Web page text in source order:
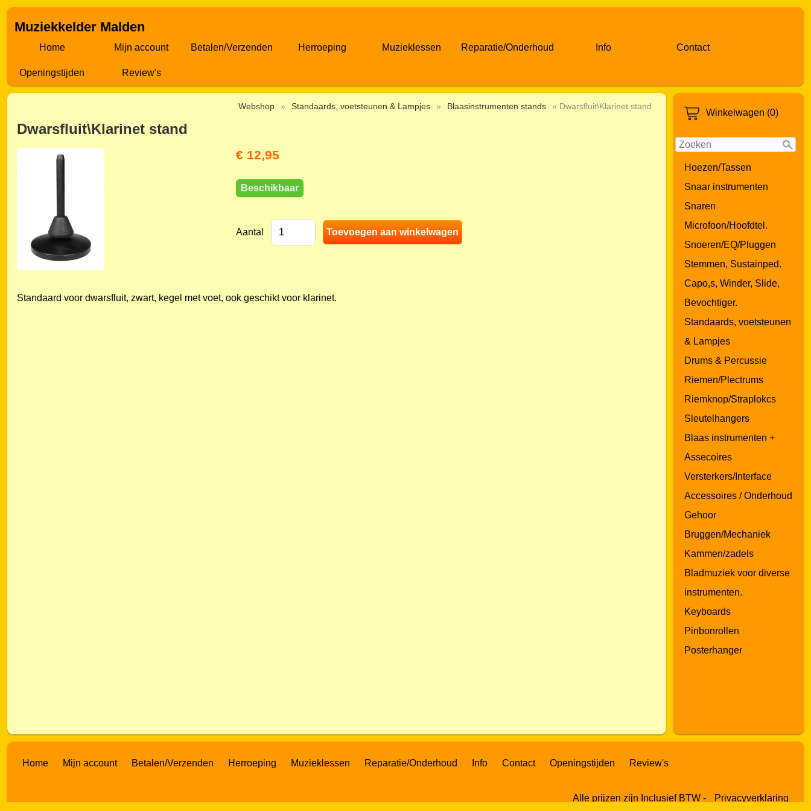
Muziekkelder Malden
Home Mijn account Betalen/Verzenden Herroeping Muzieklessen Reparatie/Onderhoud Info Contact
Openingstijden Review's
Winkelwagen (0)
Hoezen/Tassen
Snaar instrumenten
Snaren
Microfoon/Hoofdtel.
Snoeren/EQ/Pluggen
Stemmen, Sustainped.
Capo,s, Winder, Slide,
Bevochtiger.
Standaards, voetsteunen
& Lampjes
Drums & Percussie
Riemen/Plectrums
Riemknop/Straplokcs
Sleutelhangers
Blaas instrumenten +
Assecoires
Versterkers/Interface
Accessoires / Onderhoud
Gehoor
Bruggen/Mechaniek
Kammen/zadels
Bladmuziek voor diverse
instrumenten.
Keyboards
Pinbonrollen
Posterhanger
Webshop » Standaards, voetsteunen & Lampjes » Blaasinstrumenten stands » Dwarsfluit\Klarinet stand
Dwarsfluit\Klarinet stand
€ 12,95
Beschikbaar
Aantal
Standaard voor dwarsfluit, zwart, kegel met voet, ook geschikt voor klarinet.
Home Mijn account Betalen/Verzenden Herroeping Muzieklessen Reparatie/Onderhoud Info Contact Openingstijden Review's
Alle prijzen zijn Inclusief BTW - Privacyverklaring